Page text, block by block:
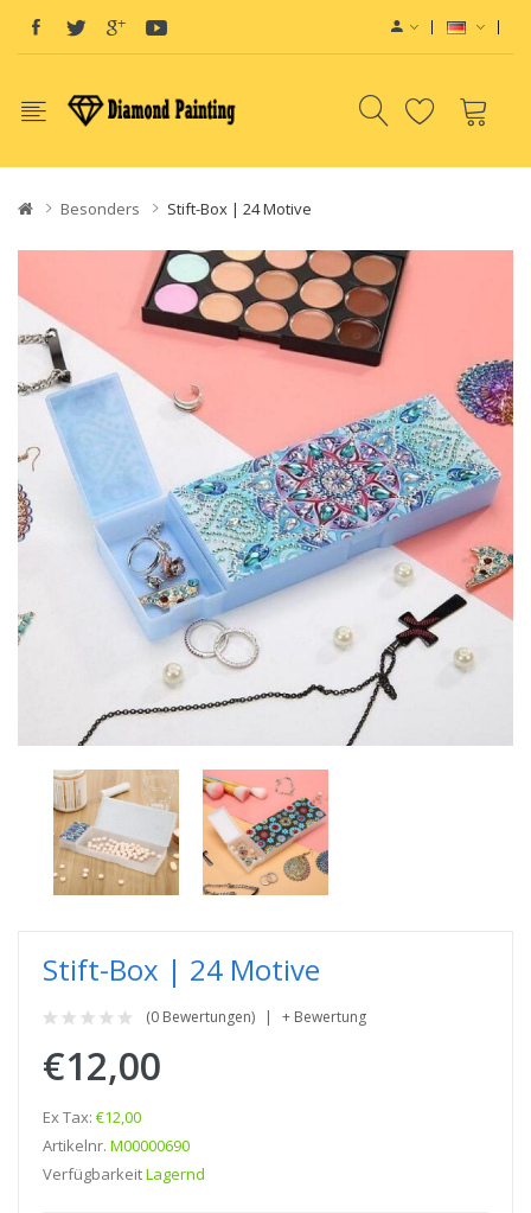
Besonders Stift-Box | 24 Motive
Stift-Box | 24 Motive
(0 Bewertungen) + Bewertung
€12,00
Ex Tax: €12,00
Artikelnr. M00000690
VerfügbarkeitLagernd